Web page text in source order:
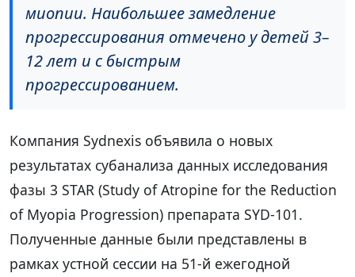
миопии. Наибольшее замедление
прогрессирования отмечено у детей 3–
12 лет и с быстрым
прогрессированием.
Компания Sydnexis объявила о новых
результатах субанализа данных исследования
фазы 3 STAR (Study of Atropine for the Reduction
of Myopia Progression) препарата SYD-101.
Полученные данные были представлены в
рамках устной сессии на 51-й ежегодной